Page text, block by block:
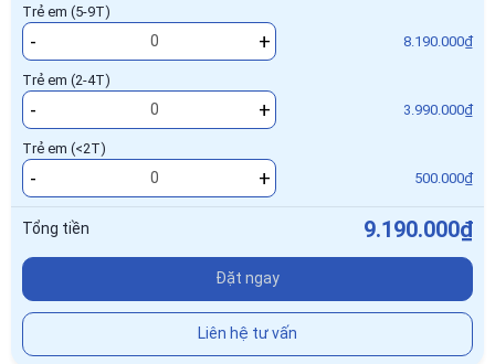
Trẻ em (5-9T)
- + 8.190.000₫
Trẻ em (2-4T)
- + 3.990.000₫
Trẻ em (<2T)
- + 500.000₫
Tổng tiền 9.190.000₫
Đặt ngay
Liên hệ tư vấn